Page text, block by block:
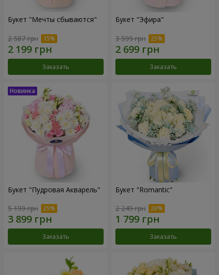
Букет "Мечты сбываются"
2 587 грн
Заказать
Букет "Эфира"
3 599 грн
Заказать
Букет "Пудровая Акварель"
5 199 грн
Заказать
Букет "Romantic"
2 249 грн
Заказать